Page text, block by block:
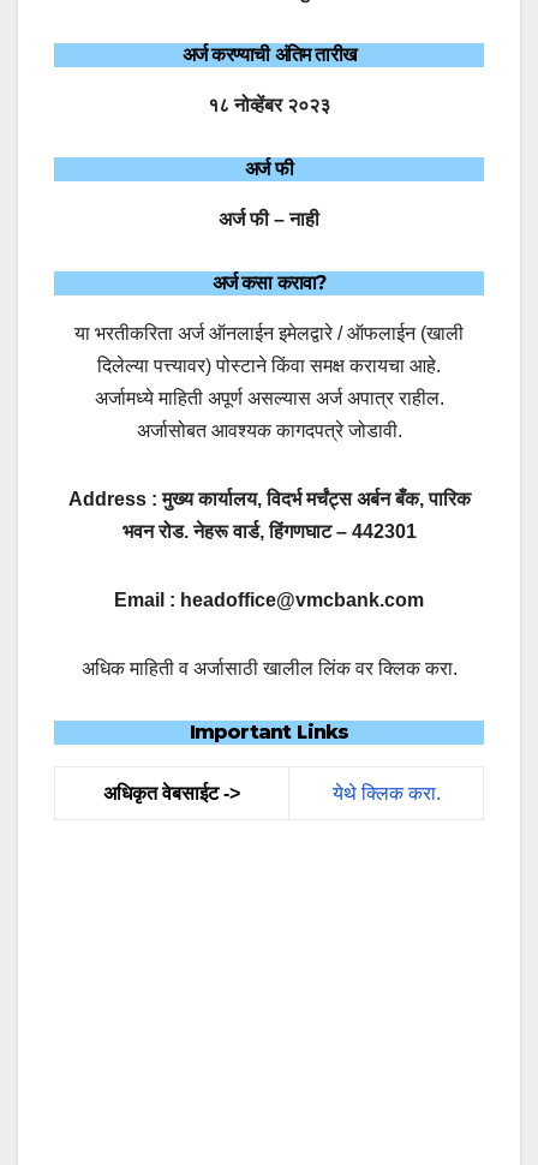
अर्ज करण्याची अंतिम तारीख
१८ नोव्हेंबर २०२३
अर्ज फी
अर्ज फी – नाही
अर्ज कसा करावा?
या भरतीकरिता अर्ज ऑनलाईन इमेलद्वारे / ऑफलाईन (खाली
दिलेल्या पत्त्यावर) पोस्टाने किंवा समक्ष करायचा आहे.
अर्जामध्ये माहिती अपूर्ण असल्यास अर्ज अपात्र राहील.
अर्जासोबत आवश्यक कागदपत्रे जोडावी.
Address : मुख्य कार्यालय, विदर्भ मर्चंट्स अर्बन बँक, पारिक
भवन रोड. नेहरू वार्ड, हिंगणघाट – 442301
Email : headoffice@vmcbank.com
अधिक माहिती व अर्जासाठी खालील लिंक वर क्लिक करा.
Important Links
अधिकृत वेबसाईट -> येथे क्लिक करा.